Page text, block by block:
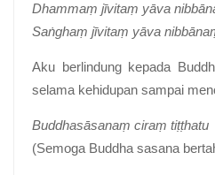
Dhammaṃ jīvitaṃ yāva
Saṅghaṃ jīvitaṃ yāva
Aku berlindung kepada
selama kehidupan sampai
Buddhasāsanaṃ ciraṃ tiṭṭhatu
(Semoga Buddha sasana